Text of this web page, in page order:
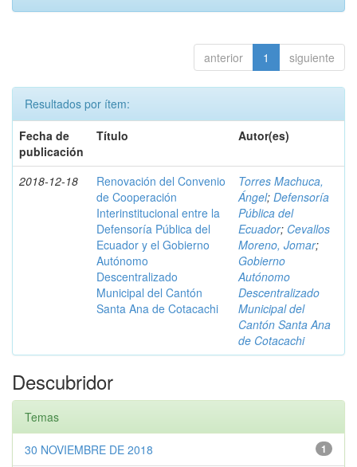
anterior 1 siguiente
Resultados por ítem:
Fecha de
publicación
Título Autor(es)
2018-12-18
Renovación del Convenio
de Cooperación
Interinstitucional entre la
Defensoría Pública del
Ecuador y el Gobierno
Autónomo
Descentralizado
Municipal del Cantón
Santa Ana de Cotacachi
Torres Machuca,
Ángel; Defensoría
Pública del
Ecuador; Cevallos
Moreno, Jomar;
Gobierno
Autónomo
Descentralizado
Municipal del
Cantón Santa Ana
de Cotacachi
Descubridor
Temas
1
30 NOVIEMBRE DE 2018